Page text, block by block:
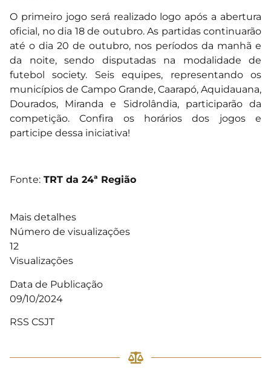
O primeiro jogo será realizado logo após a abertura
oficial, no dia 18 de outubro. As partidas continuarão
até o dia 20 de outubro, nos períodos da manhã e
da noite, sendo disputadas na modalidade de
futebol society. Seis equipes, representando os
municípios de Campo Grande, Caarapó, Aquidauana,
Dourados, Miranda e Sidrolândia, participarão da
competição. Confira os horários dos jogos e
participe dessa iniciativa!
Fonte: TRT da 24ª Região
Mais detalhes
Número de visualizações
12
Visualizações
Data de Publicação
09/10/2024
RSS CSJT